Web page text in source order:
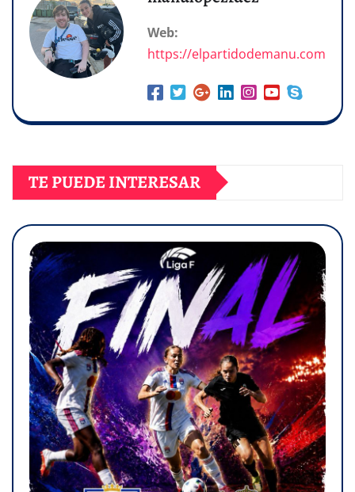
Web:
https://elpartidodemanu.com
TE PUEDE INTERESAR